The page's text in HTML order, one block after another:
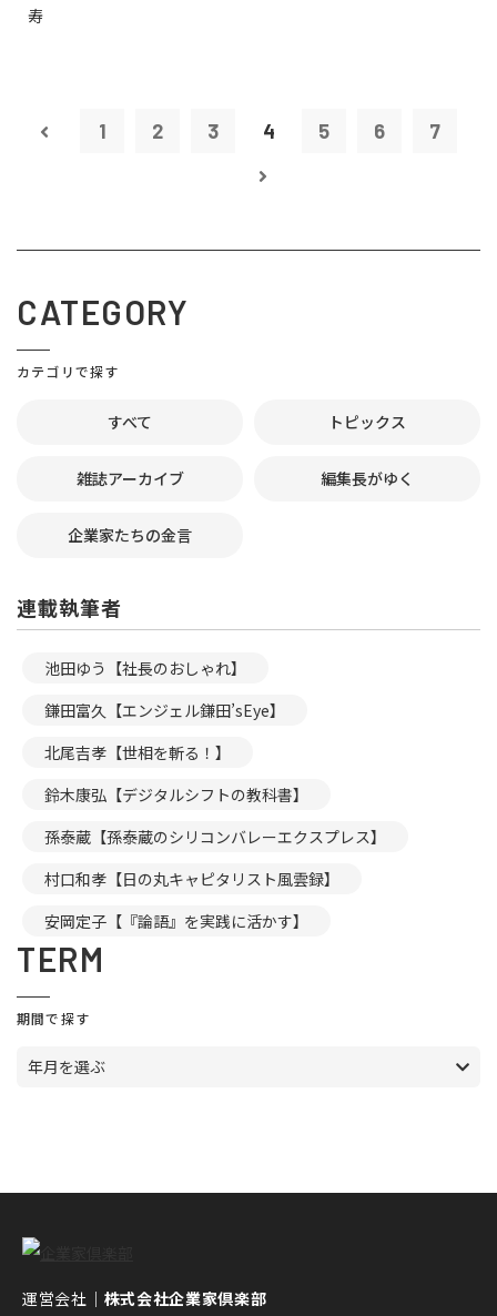
寿
1 2 3 4 5 6 7
CATEGORY
カテゴリで探す
すべて トピックス
雑誌アーカイブ 編集長がゆく
企業家たちの金言
連載執筆者
池田ゆう【社長のおしゃれ】
鎌田富久【エンジェル鎌田’sEye】
北尾吉孝【世相を斬る！】
鈴木康弘【デジタルシフトの教科書】
孫泰蔵【孫泰蔵のシリコンバレーエクスプレス】
村口和孝【日の丸キャピタリスト風雲録】
安岡定子【『論語』を実践に活かす】
TERM
期間で探す
年月を選ぶ
運営会社｜ 株式会社企業家倶楽部